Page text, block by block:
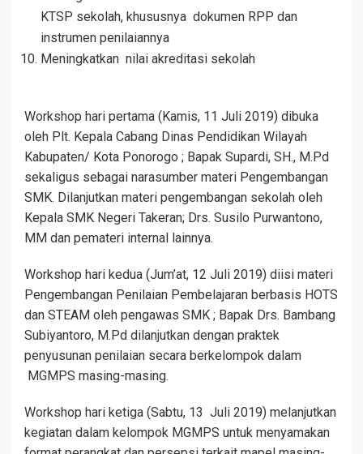
KTSP sekolah, khususnya dokumen RPP dan
instrumen penilaiannya
Meningkatkan nilai akreditasi sekolah
Workshop hari pertama (Kamis, 11 Juli 2019) dibuka
oleh Plt. Kepala Cabang Dinas Pendidikan Wilayah
Kabupaten/ Kota Ponorogo ; Bapak Supardi, SH., M.Pd
sekaligus sebagai narasumber materi Pengembangan
SMK. Dilanjutkan materi pengembangan sekolah oleh
Kepala SMK Negeri Takeran; Drs. Susilo Purwantono,
MM dan pemateri internal lainnya.
Workshop hari kedua (Jum’at, 12 Juli 2019) diisi materi
Pengembangan Penilaian Pembelajaran berbasis HOTS
dan STEAM oleh pengawas SMK ; Bapak Drs. Bambang
Subiyantoro, M.Pd dilanjutkan dengan praktek
penyusunan penilaian secara berkelompok dalam
MGMPS masing-masing.
Workshop hari ketiga (Sabtu, 13 Juli 2019) melanjutkan
kegiatan dalam kelompok MGMPS untuk menyamakan